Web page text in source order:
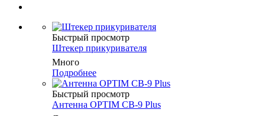
Быстрый просмотр
Штекер прикуривателя
Много
Подробнее
Быстрый просмотр
Антенна OPTIM CB-9 Plus